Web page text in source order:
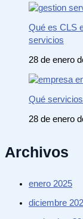
Qué es CLS
servicios
28 de enero
Qué
28 de enero
Archivos
enero 2025
diciembre